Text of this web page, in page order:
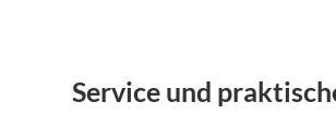
Service und